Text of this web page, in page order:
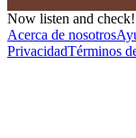
Now listen and
Acerca de nosotros
PrivacidadTérminos